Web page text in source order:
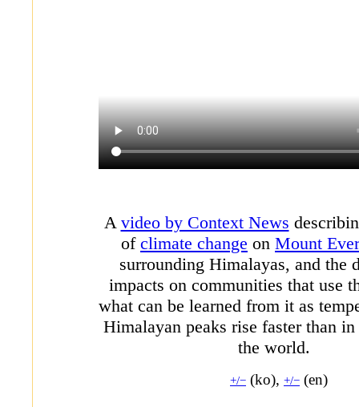
A video by Context News
of climate change on Mount
surrounding Himalayas, and the
impacts on communities that use
what can be learned from it as
Himalayan peaks rise faster than
the world.
+/− (ko), +/− (en)